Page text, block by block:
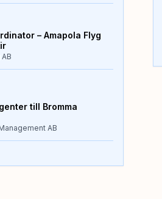
– Amapola Flyg
till Bromma
AB